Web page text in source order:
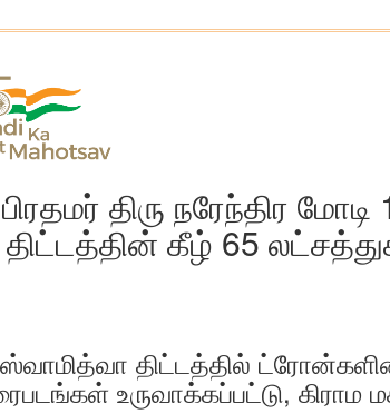
பிரதமர் திரு நரேந்திர
திட்டத்தின் கீழ் 65
ஸ்வாமித்வா திட்டத்தில்
உருவாக்கப்பட்டு,